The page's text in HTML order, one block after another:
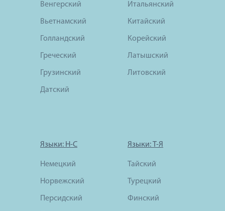
Венгерский
Вьетнамский
Голландский
Греческий
Грузинский
Датский
Итальянский
Китайский
Корейский
Латышский
Литовский
Языки: Н-С
Немецкий
Норвежский
Персидский
Языки: Т-Я
Тайский
Турецкий
Финский